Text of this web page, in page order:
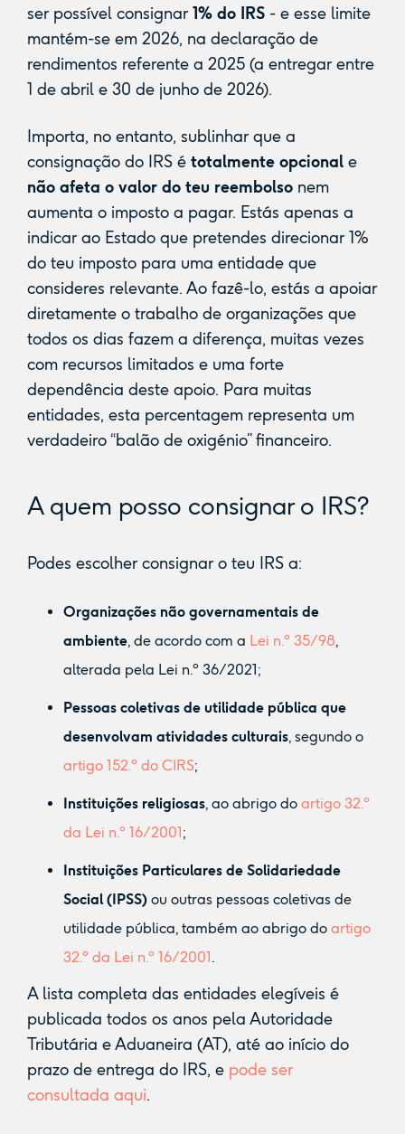
ser possível consignar1% do IRS- e esse limite
mantém-se em 2026, na declaração de
rendimentos referente a 2025 (a entregar entre
1 de abril e 30 de junho de 2026).
Importa, no entanto, sublinhar que a
consignação do IRS é totalmente opcionale
não afeta o valor do teu reembolsonem
aumenta o imposto a pagar. Estás apenas a
indicar ao Estado que pretendes direcionar 1%
do teu imposto para uma entidade que
consideres relevante. Ao fazê-lo, estás a apoiar
diretamente o trabalho de organizações que
todos os dias fazem a diferença, muitas vezes
com recursos limitados e uma forte
dependência deste apoio. Para muitas
entidades, esta percentagem representa um
verdadeiro “balão de oxigénio” financeiro.
A quem posso consignar o IRS?
Podes escolher consignar o teu IRS a:
Organizações não governamentais de
ambiente, de acordo com a Lei n.º 35/98,
alterada pela Lei n.º 36/2021;
Pessoas coletivas de utilidade pública que
desenvolvam atividades culturais, segundo o
artigo 152.º do CIRS;
Instituições religiosas, ao abrigo do artigo 32.º
da Lei n.º 16/2001;
Instituições Particulares de Solidariedade
Social (IPSS)ou outras pessoas coletivas de
utilidade pública, também ao abrigo do artigo
32.º da Lei n.º 16/2001.
A lista completa das entidades elegíveis é
publicada todos os anos pela Autoridade
Tributária e Aduaneira (AT), até ao início do
prazo de entrega do IRS, e pode ser
consultada aqui.